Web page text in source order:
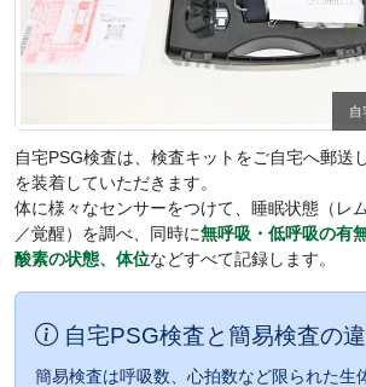
自
自宅PSG検査は、検査キットをご自宅へ郵送
を装着していただきます。
体に様々なセンサーをつけて、睡眠状態（レ
／覚醒）を調べ、同時に無呼吸・低呼吸の有
酸素の状態、体位などすべて記録します。
自宅PSG検査と簡易検査の
簡易検査は呼吸数、心拍数など限られた生